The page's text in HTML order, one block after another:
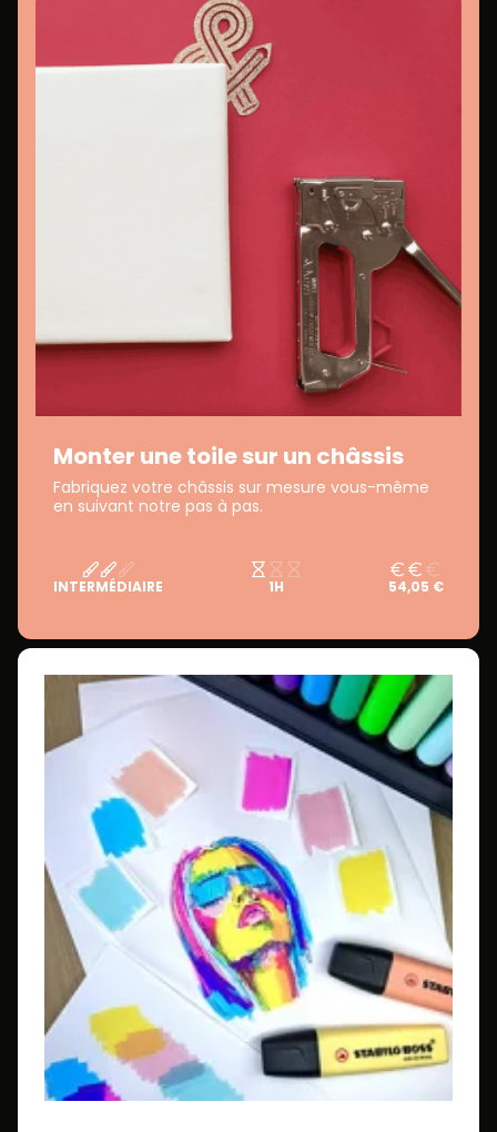
Monter une toile sur un châssis
Fabriquez votre châssis sur mesure vous-même
en suivant notre pas à pas.
INTERMÉDIAIRE 1H 54,05 €